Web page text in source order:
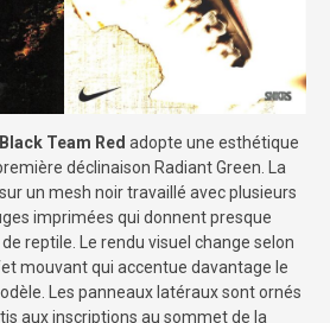
Team Red adopte une esthétique
déclinaison Radiant Green. La
un mesh noir travaillé avec plusieurs
imprimées qui donnent presque
de reptile. Le rendu visuel change selon
mouvant qui accentue davantage le
Les panneaux latéraux sont ornés
aux inscriptions au sommet de la